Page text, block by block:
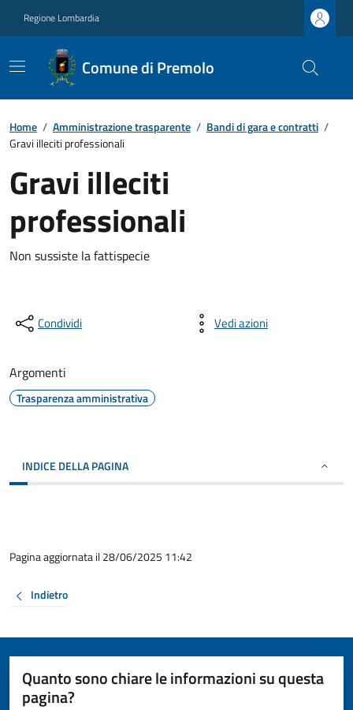
Regione Lombardia
Comune di Premolo
Home / Amministrazione trasparente / Bandi di gara e contratti /
Gravi illeciti professionali
Gravi illeciti
professionali
Non sussiste la fattispecie
Condividi Vedi azioni
Argomenti
Trasparenza amministrativa
INDICE DELLA PAGINA
Pagina aggiornata il 28/06/2025 11:42
Indietro
Quanto sono chiare le informazioni su questa
pagina?